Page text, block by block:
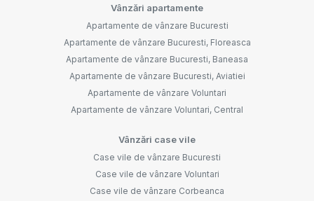
Vânzări apartamente
Apartamente de vânzare Bucuresti
Apartamente de vânzare Bucuresti, Floreasca
Apartamente de vânzare Bucuresti, Baneasa
Apartamente de vânzare Bucuresti, Aviatiei
Apartamente de vânzare Voluntari
Apartamente de vânzare Voluntari, Central
Vânzări case vile
Case vile de vânzare Bucuresti
Case vile de vânzare Voluntari
Case vile de vânzare Corbeanca